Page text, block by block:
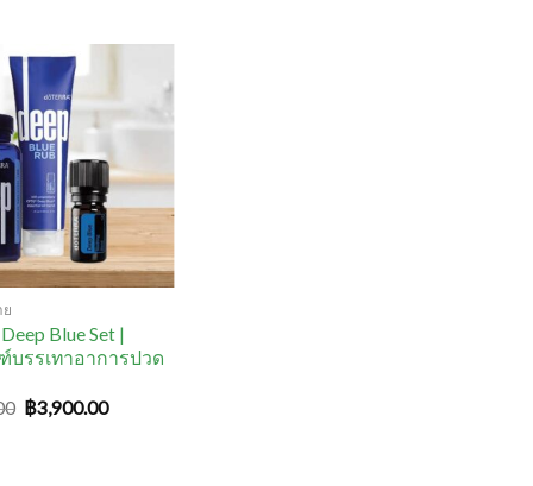
Blue Set |
รรเทาอาการปวด
฿3,900.00